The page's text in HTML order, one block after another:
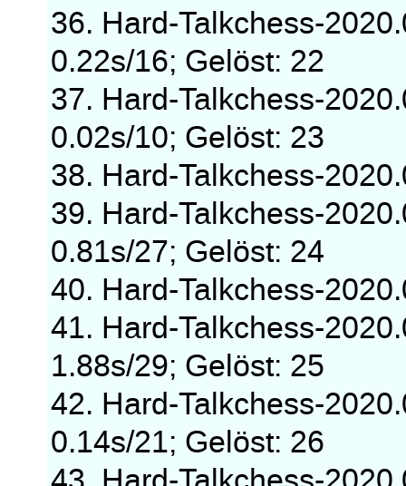
36. Hard-Talkchess-
0.22s/16; Gelöst: 22
37. Hard-Talkchess-
0.02s/10; Gelöst: 23
38. Hard-Talkchess-
39. Hard-Talkchess-
0.81s/27; Gelöst: 24
40. Hard-Talkchess-
41. Hard-Talkchess-
1.88s/29; Gelöst: 25
42. Hard-Talkchess-
0.14s/21; Gelöst: 26